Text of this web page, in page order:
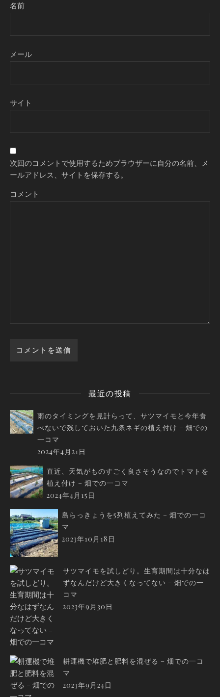
名前
メール
サイト
次回のコメントで使用するためブラウザーに自分の名前、メ
ールアドレス、サイトを保存する。
コメント
最近の投稿
雨のタイミングを見計らって、サツマイモと今年食
べないで残しておいた九条ネギの植え付け – 畑での
一コマ
2024年4月21日
直近、天気がものすごく良さそうなのでトマトを
植え付け – 畑での一コマ
2024年4月15日
島らっきょうを5列植えてみた – 畑での一コ
マ
2023年10月18日
サツマイモを試しどり。生育期間は十分なは
ずなんだけど大きくなってない – 畑での一
コマ
2023年9月30日
耕運機で堆肥と肥料を混ぜる – 畑での一コ
マ
2023年9月24日